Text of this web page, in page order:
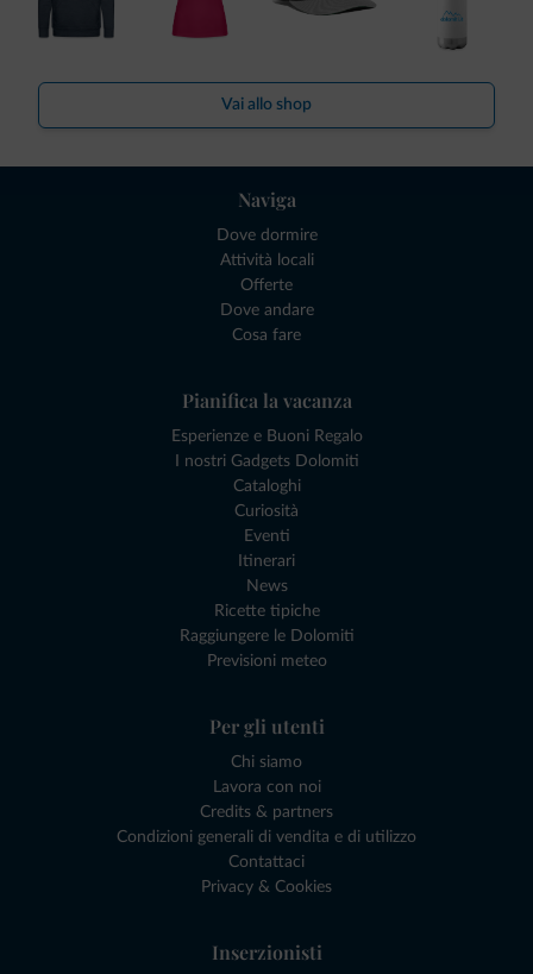
Vai allo shop
Naviga
Dove dormire
Attività locali
Offerte
Dove andare
Cosa fare
Pianifica la vacanza
Esperienze e Buoni Regalo
I nostri Gadgets Dolomiti
Cataloghi
Curiosità
Eventi
Itinerari
News
Ricette tipiche
Raggiungere le Dolomiti
Previsioni meteo
Per gli utenti
Chi siamo
Lavora con noi
Credits & partners
Condizioni generali di vendita e di utilizzo
Contattaci
Privacy & Cookies
Inserzionisti